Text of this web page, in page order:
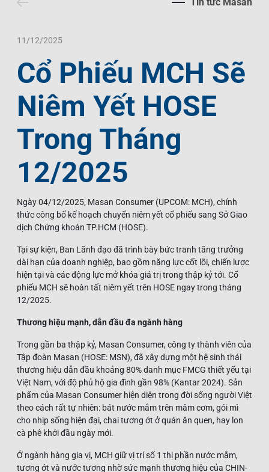
Tin Đầu Tư Tại Việt Nam
Thông Cáo Báo Chí
Ngôn Ngữ
VI
11/12/2025
Cổ Phiếu MCH Sẽ
Niêm Yết HOSE
Trong Tháng
12/2025
Ngày 04/12/2025, Masan Consumer (UPCOM: MCH), chính
thức công bố kế hoạch chuyển niêm yết cổ phiếu sang Sở Giao
dịch Chứng khoán TP.HCM (HOSE).
Tại sự kiện, Ban Lãnh đạo đã trình bày bức tranh tăng trưởng
dài hạn của doanh nghiệp, bao gồm năng lực cốt lõi, chiến lược
hiện tại và các động lực mở khóa giá trị trong thập kỷ tới. Cổ
phiếu MCH sẽ hoàn tất niêm yết trên HOSE ngay trong tháng
12/2025.
Thương hiệu mạnh, dẫn đầu đa ngành hàng
Trong gần ba thập kỷ, Masan Consumer, công ty thành viên của
Tập đoàn Masan (HOSE: MSN), đã xây dựng một hệ sinh thái
thương hiệu dẫn đầu khoảng 80% danh mục FMCG thiết yếu tại
Việt Nam, với độ phủ hộ gia đình gần 98% (Kantar 2024). Sản
phẩm của Masan Consumer hiện diện trong đời sống người Việt
theo cách rất tự nhiên: bát nước mắm trên mâm cơm, gói mì
cho nhịp sống hiện đại, chai tương ớt ở quán ăn quen, hay lon
cà phê khởi đầu ngày mới.
Ở ngành hàng gia vị, MCH giữ vị trí số 1 thị phần nước mắm,
tương ớt và nước tương nhờ sức mạnh thương hiệu của CHIN-